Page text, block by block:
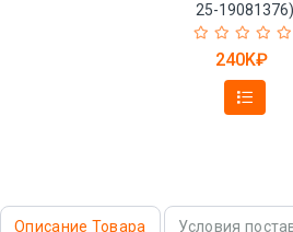
25-19081376)
240K₽
Описание Товара Условия